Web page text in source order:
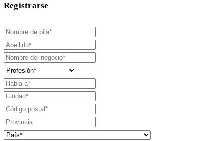
Registrarse